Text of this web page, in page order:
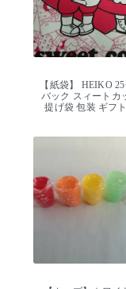
【紙袋】 HEIKO
バック スィートカ
提げ袋 包装 ギフ